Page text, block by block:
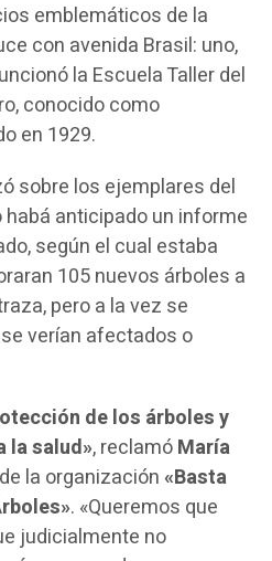
emblemáticos de la
con avenida Brasil: uno,
la Escuela Taller del
conocido como
en 1929.
sobre los ejemplares del
anticipado un informe
según el cual estaba
105 nuevos árboles a
pero a la vez se
verían afectados o
de los árboles y
lasalud», reclamóMaría
la organización«Basta
. «Queremos que
judicialmente no